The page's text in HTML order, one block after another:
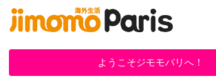
ログイン 新規登録
ようこそジモモパリへ！